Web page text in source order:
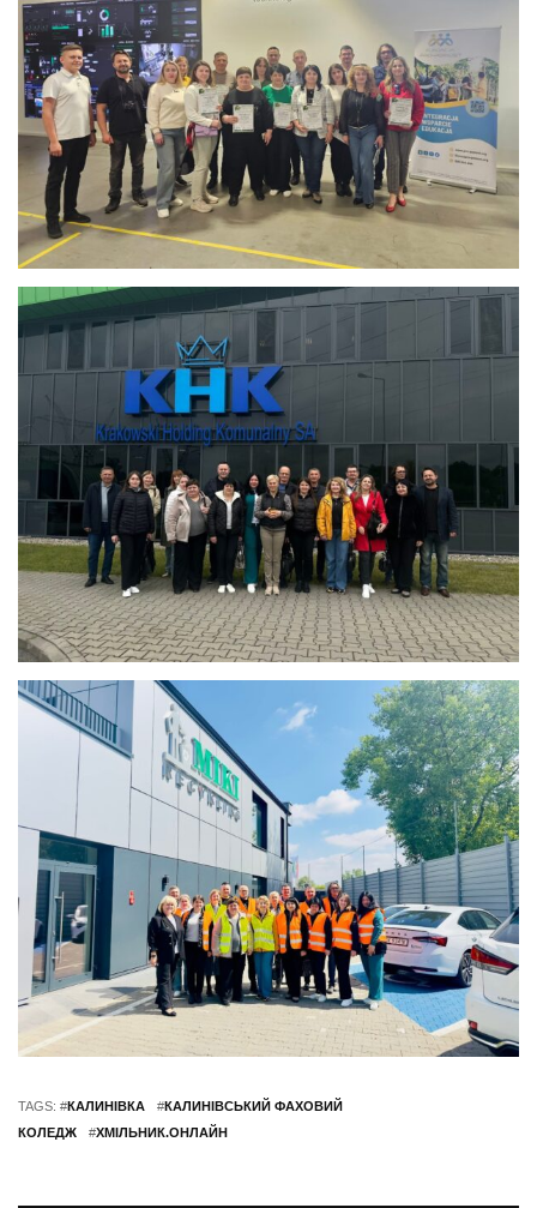
TAGS: #КАЛИНІВКА #КАЛИНІВСЬКИЙ ФАХОВИЙ
КОЛЕДЖ
#ХМІЛЬНИК.ОНЛАЙН